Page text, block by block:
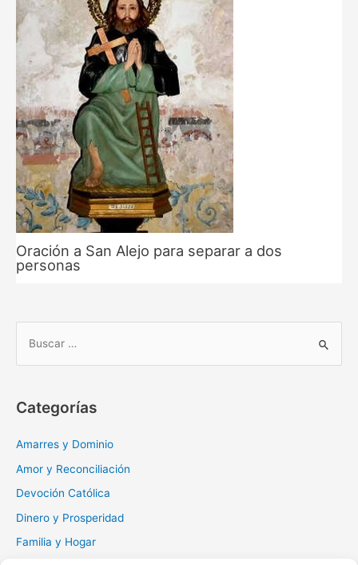
Oración a San Alejo para separar a dos
personas
r
Categorías
Amarres y Dominio
Amor y Reconciliación
Devoción Católica
Dinero y Prosperidad
Familia y Hogar